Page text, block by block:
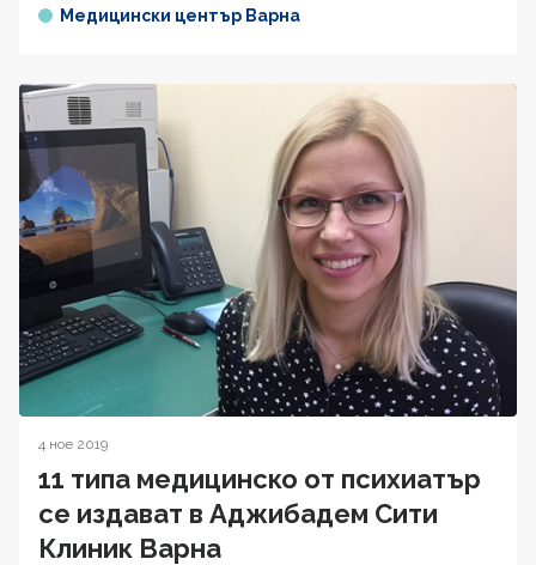
Медицински център Варна
4 ное 2019
11 типа медицинско от психиатър
се издават в Аджибадем Сити
Клиник Варна